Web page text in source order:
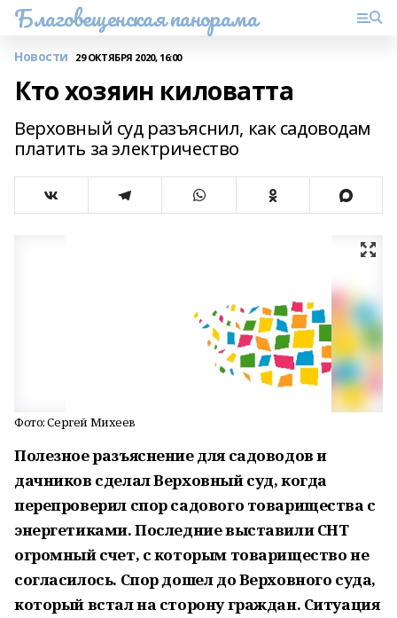
Благовещенская панорама
Новости 29 ОКТЯБРЯ 2020, 16:00
Кто хозяин киловатта
Верховный суд разъяснил, как садоводам
платить за электричество
Фото: Сергей Михеев
Полезное разъяснение для садоводов и
дачников сделал Верховный суд, когда
перепроверил спор садового товарищества с
энергетиками. Последние выставили СНТ
огромный счет, с которым товарищество не
согласилось. Спор дошел до Верховного суда,
который встал на сторону граждан. Ситуация